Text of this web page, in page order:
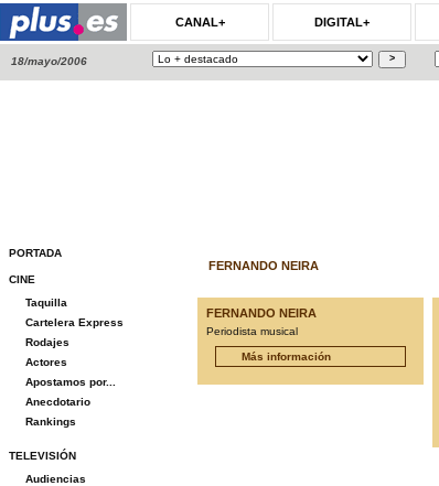
CANAL+ DIGITAL+
18/mayo/2006
PORTADA
CINE
Taquilla
Cartelera Express
Rodajes
Actores
Apostamos por...
Anecdotario
Rankings
TELEVISIÓN
Audiencias
FERNANDO NEIRA
FERNANDO NEIRA
Periodista musical
Más información